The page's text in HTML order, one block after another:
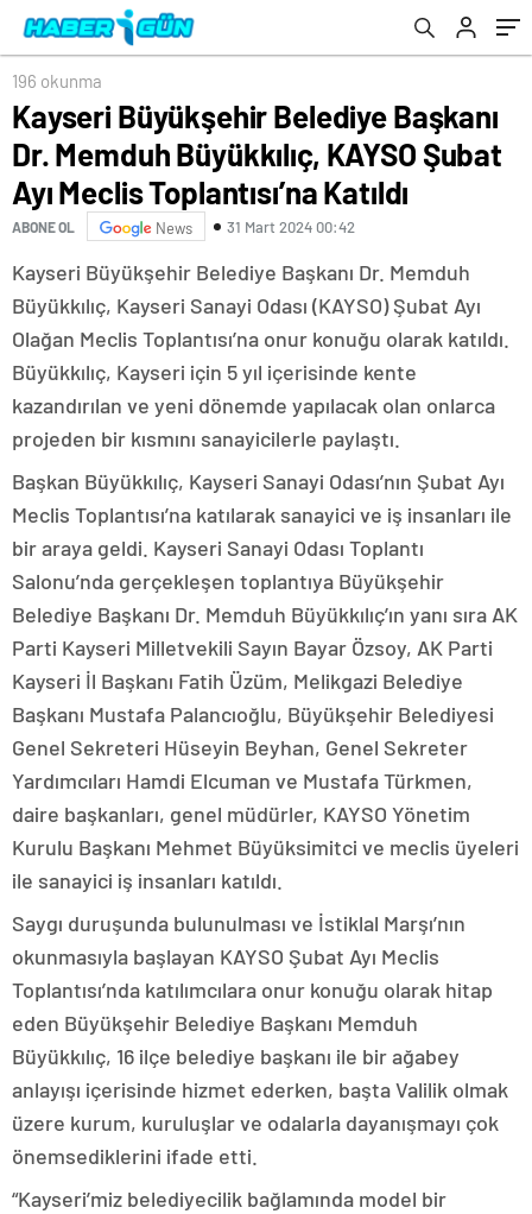
Toplantısı’na Katıldı
196 okunma
Kayseri Büyükşehir Belediye Başkanı
Dr. Memduh Büyükkılıç, KAYSO Şubat
Ayı Meclis Toplantısı’na Katıldı
ABONE OL News 31 Mart 2024 00:42
Kayseri Büyükşehir Belediye Başkanı Dr. Memduh
Büyükkılıç, Kayseri Sanayi Odası (KAYSO) Şubat Ayı
Olağan Meclis Toplantısı’na onur konuğu olarak katıldı.
Büyükkılıç, Kayseri için 5 yıl içerisinde kente
kazandırılan ve yeni dönemde yapılacak olan onlarca
projeden bir kısmını sanayicilerle paylaştı.
Başkan Büyükkılıç, Kayseri Sanayi Odası’nın Şubat Ayı
Meclis Toplantısı’na katılarak sanayici ve iş insanları ile
bir araya geldi. Kayseri Sanayi Odası Toplantı
Salonu’nda gerçekleşen toplantıya Büyükşehir
Belediye Başkanı Dr. Memduh Büyükkılıç’ın yanı sıra AK
Parti Kayseri Milletvekili Sayın Bayar Özsoy, AK Parti
Kayseri İl Başkanı Fatih Üzüm, Melikgazi Belediye
Başkanı Mustafa Palancıoğlu, Büyükşehir Belediyesi
Genel Sekreteri Hüseyin Beyhan, Genel Sekreter
Yardımcıları Hamdi Elcuman ve Mustafa Türkmen,
daire başkanları, genel müdürler, KAYSO Yönetim
Kurulu Başkanı Mehmet Büyüksimitci ve meclis üyeleri
ile sanayici iş insanları katıldı.
Saygı duruşunda bulunulması ve İstiklal Marşı’nın
okunmasıyla başlayan KAYSO Şubat Ayı Meclis
Toplantısı’nda katılımcılara onur konuğu olarak hitap
eden Büyükşehir Belediye Başkanı Memduh
Büyükkılıç, 16 ilçe belediye başkanı ile bir ağabey
anlayışı içerisinde hizmet ederken, başta Valilik olmak
üzere kurum, kuruluşlar ve odalarla dayanışmayı çok
önemsediklerini ifade etti.
“Kayseri’miz belediyecilik bağlamında model bir